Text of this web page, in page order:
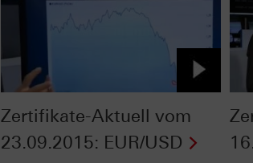
Zertifikate-Aktuell vom
23.09.2015: EUR/USD